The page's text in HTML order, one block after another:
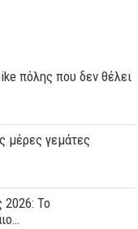
πόλης που δεν θέλει
μέρες γεμάτες
2026: Το